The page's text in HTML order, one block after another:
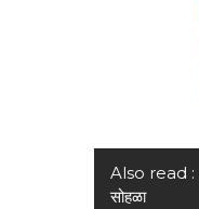
Also read :
सोहळा